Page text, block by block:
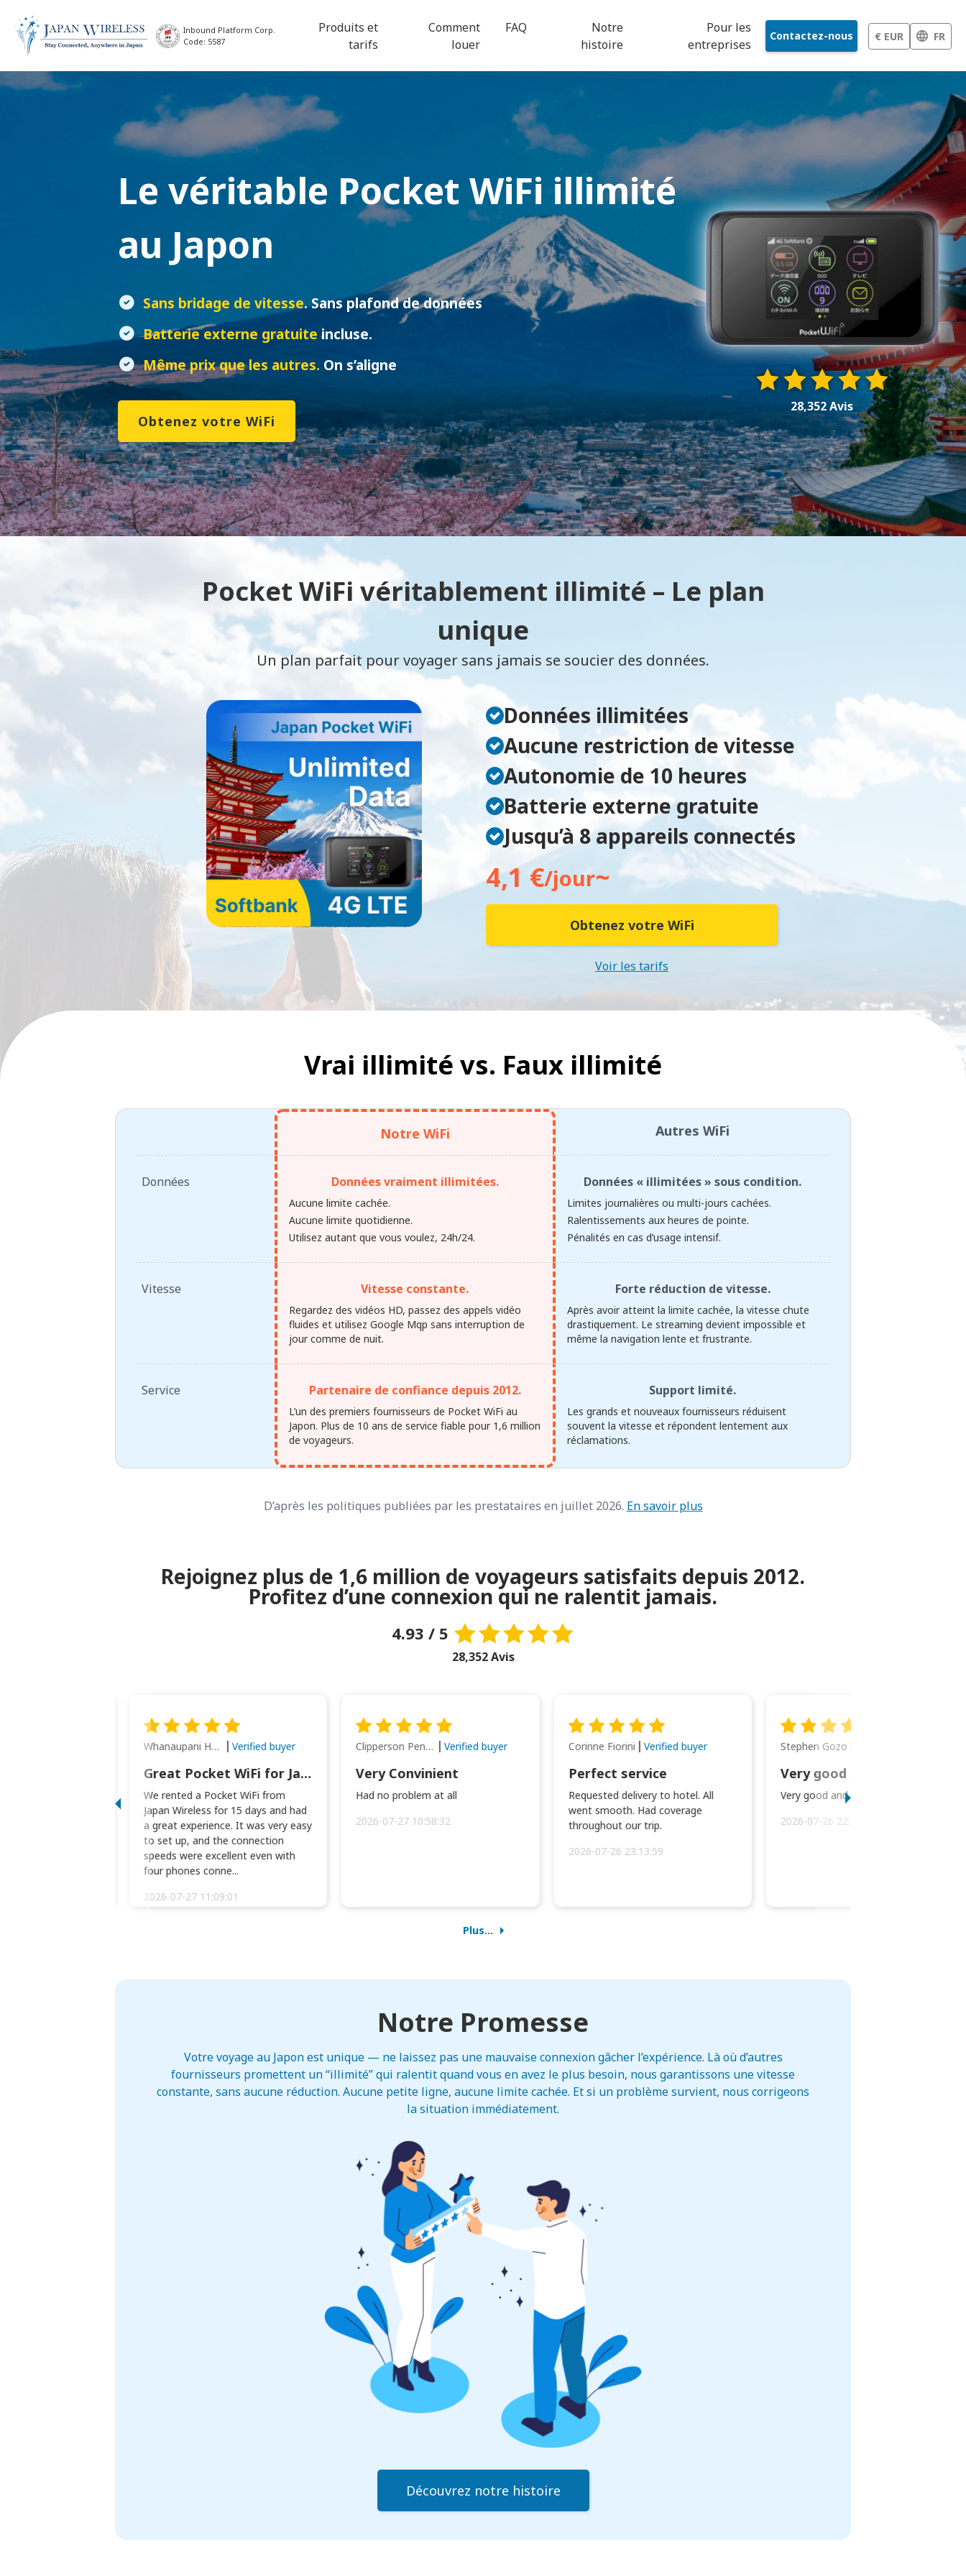
Inbound Platform Corp.
Code: 5587
Produits et
tarifs
Comment
louer
FAQ
Notre
histoire
Pour les
entreprises
Contactez-nous € EUR FR
28,352 Avis
Le véritable Pocket WiFiillimité
au Japon
Sans bridage de vitesse. Sans plafond de données
Batterie externe gratuiteincluse.
Même prix que les autres. On s’aligne
Obtenez votre WiFi
Pocket WiFi véritablement illimité – Le plan
unique
Un plan parfait pour voyager sans jamais se soucier des données.
Données illimitées
Aucune restriction de vitesse
Autonomie de 10 heures
Batterie externe gratuite
Jusqu’à 8 appareils connectés
4,1 €/jour~
Obtenez votre WiFi
Voir les tarifs
Vrai illimité vs. Faux illimité
Notre WiFi Autres WiFi
Données Données vraiment illimitées.
Aucune limite cachée.
Aucune limite quotidienne.
Utilisez autant que vous voulez, 24h/24.
Données « illimitées » sous condition.
Limites journalières ou multi-jours cachées.
Ralentissements aux heures de pointe.
Pénalités en cas d’usage intensif.
Vitesse Vitesse constante.
Regardez des vidéos HD, passez des appels vidéo
fluides et utilisez Google Mqp sans interruption de
jour comme de nuit.
Forte réduction de vitesse.
Après avoir atteint la limite cachée, la vitesse chute
drastiquement. Le streaming devient impossible et
même la navigation lente et frustrante.
Service Partenaire de confiance depuis 2012.
L’un des premiers fournisseurs de Pocket WiFi au
Japon. Plus de 10 ans de service fiable pour 1,6 million
de voyageurs.
Support limité.
Les grands et nouveaux fournisseurs réduisent
souvent la vitesse et répondent lentement aux
réclamations.
D’après les politiques publiées par les prestataires en juillet 2026. En savoir plus
Rejoignez plus de 1,6 million de voyageurs satisfaits depuis 2012.
Profitez d’une connexion qui ne ralentit jamais.
4.93 / 5
28,352 Avis
Whanaupani Henry Joseph Macown Verified buyer
Great Pocket WiFi for Japan Travel
We rented a Pocket WiFi from
Japan Wireless for 15 days and had
a great experience. It was very easy
to set up, and the connection
speeds were excellent even with
four phones conne...
2026-07-27 11:09:01
Clipperson Penilla Verified buyer
Very Convinient
Had no problem at all
2026-07-27 10:58:32
Corinne Fiorini Verified buyer
Perfect service
Requested delivery to hotel. All
went smooth. Had coverage
throughout our trip.
2026-07-26 23:13:59
Stephen Gozo
Very good and prompt service.
2026-07-26 22:43:45
Plus...
Notre Promesse
Votre voyage au Japon est unique — ne laissez pas une mauvaise connexion gâcher l’expérience. Là où d’autres
fournisseurs promettent un “illimité” qui ralentit quand vous en avez le plus besoin, nous garantissons une vitesse
constante, sans aucune réduction. Aucune petite ligne, aucune limite cachée. Et si un problème survient, nous corrigeons
la situation immédiatement.
Découvrez notre histoire